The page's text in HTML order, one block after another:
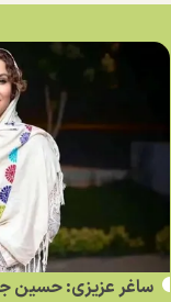
ساغر عزیزی: حسین